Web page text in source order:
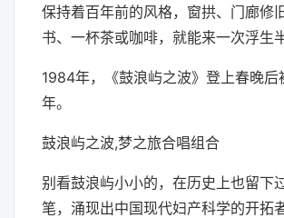
保持着百年前的风格，窗拱、门廊修
书、一杯茶或咖啡，就能来一次浮生
1984年，《鼓浪屿之波》登上春晚后
年。
鼓浪屿之波,梦之旅合唱组合
别看鼓浪屿小小的，在历史上也留下
笔，涌现出中国现代妇产科学的开拓